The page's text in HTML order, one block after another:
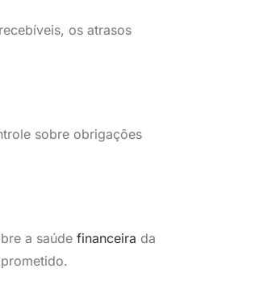
os atrasos
sobre obrigações
a saúde financeira da